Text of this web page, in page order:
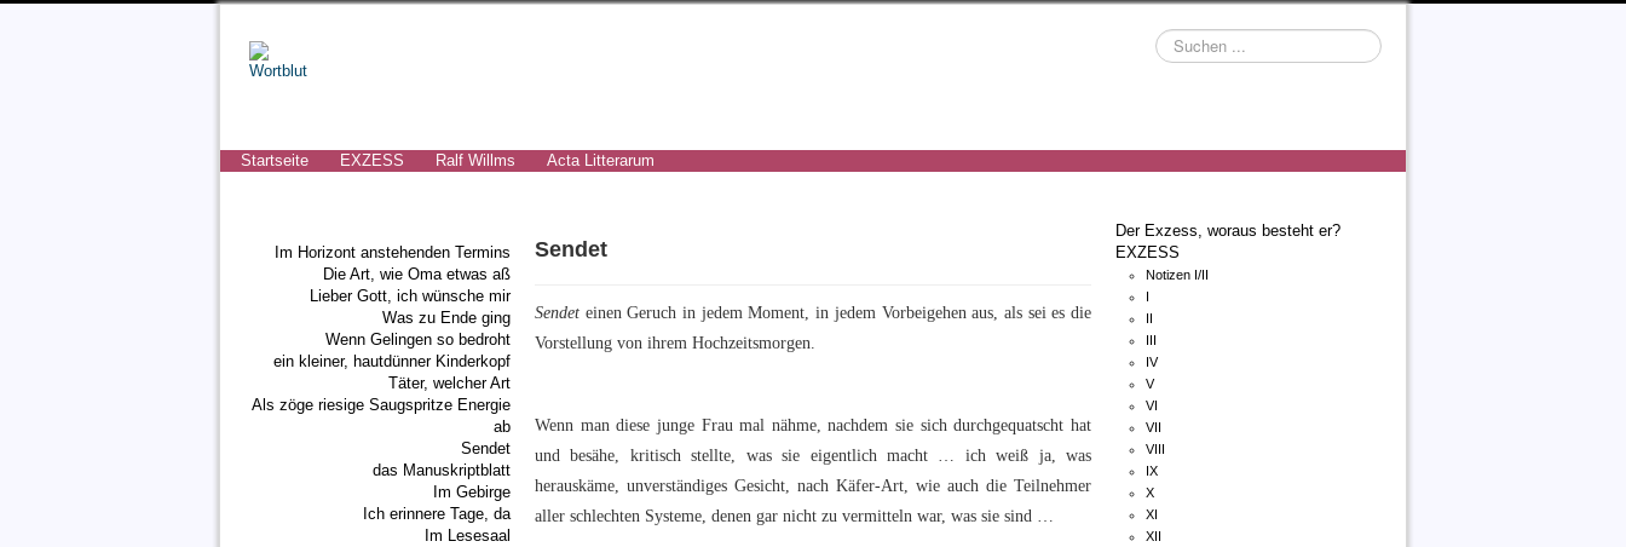
Suchen
...
Startseite EXZESS Ralf Willms Acta Litterarum
Im Horizont anstehenden Termins
Die Art, wie Oma etwas aß
Lieber Gott, ich wünsche mir
Was zu Ende ging
Wenn Gelingen so bedroht
ein kleiner, hautdünner Kinderkopf
Täter, welcher Art
Als zöge riesige Saugspritze Energie
ab
Sendet
das Manuskriptblatt
Im Gebirge
Ich erinnere Tage, da
Im Lesesaal
Sendet
Sendet einen Geruch in jedem Moment, in jedem Vorbeigehen aus, als sei es die
Vorstellung von ihrem Hochzeitsmorgen.
Wenn man diese junge Frau mal nähme, nachdem sie sich durchgequatscht hat
und besähe, kritisch stellte, was sie eigentlich macht … ich weiß ja, was
herauskäme, unverständiges Gesicht, nach Käfer-Art, wie auch die Teilnehmer
aller schlechten Systeme, denen gar nicht zu vermitteln war, was sie sind …
Der Exzess, woraus besteht er?
EXZESS
Notizen I/II
I
II
III
IV
V
VI
VII
VIII
IX
X
XI
XII